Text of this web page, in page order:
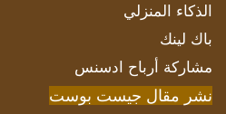
الذكاء المنزلي
باك لينك
مشاركة أرباح ادسنس
نشر مقال جيست بوست